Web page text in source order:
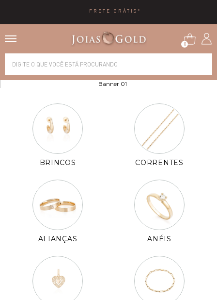
FRETE GRÁTIS*
0
BRINCOS CORRENTES
ALIANÇAS ANÉIS
Alianças
Brincos
Correntes
Gargantilhas
Pingentes
Piercing